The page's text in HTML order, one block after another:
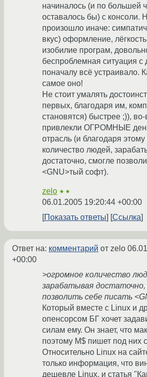
начиналось (и по большей
оставалось бы) с консоли.
произошло иначе:
вкус) оформление,
изобилие програм,
беспроблемная ситуация
поначалу всё устраивало.
самое оно!
Не стоит умалять
первых, благодаря им,
становятся) быстрее ;)),
привлекли ОГРОМНЫЕ
отрасль (и благодаря
количество людей,
достаточно, смогле
<GNU>тый софт).
zelo ★★
06.01.2005 19:20:44 +00:00
Показать ответы
Ссылка
Ответ на: комментарий от zelo
+00:00
>огромное количество
зарабатывая достаточно,
позволить себе писать
Который вместе с Linux и
опенсорсом БГ хочет
силам ему. Он знает, что
поэтому M$ пишет под них
Относительно Linux на
только информация, что
дешевле Linux, и статья